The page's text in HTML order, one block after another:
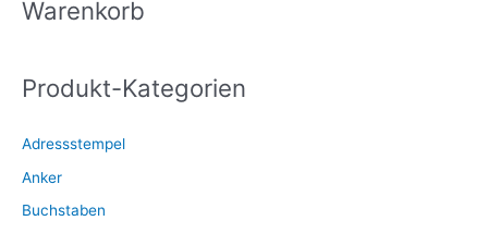
n
c
h
:
Warenkorb
Produkt-Kategorien
Adressstempel
Anker
Buchstaben